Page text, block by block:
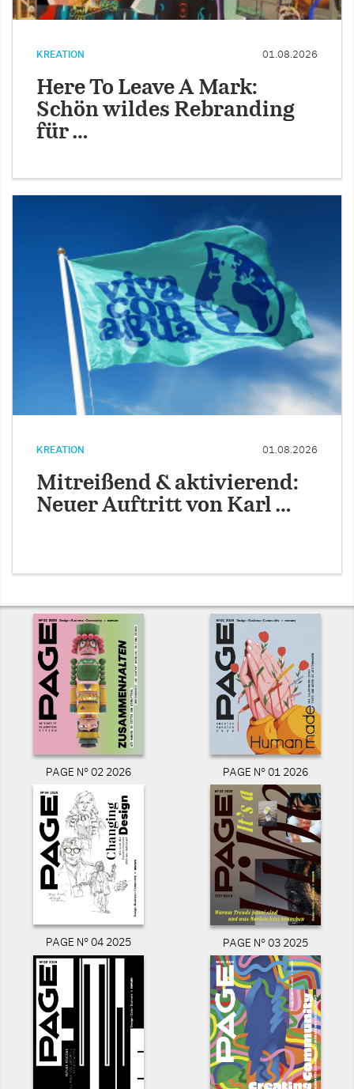
KREATION 01.08.2026
Here To Leave A Mark:
Schön wildes Rebranding
für …
KREATION 01.08.2026
Mitreißend & aktivierend:
Neuer Auftritt von Karl …
PAGE N° 02 2026 PAGE N° 01 2026
PAGE N° 04 2025 PAGE N° 03 2025